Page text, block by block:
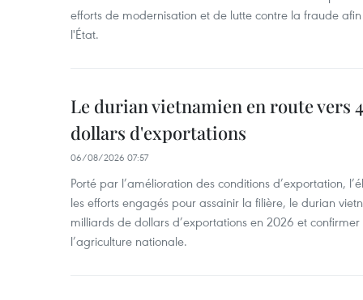
efforts de modernisation et de lutte contre la fraude
l'État.
Le durian vietnamien en route vers
dollars d'exportations
06/08/2026 07:57
Porté par l’amélioration des conditions d’exportation,
les efforts engagés pour assainir la filière, le durian
milliards de dollars d’exportations en 2026 et
l’agriculture nationale.